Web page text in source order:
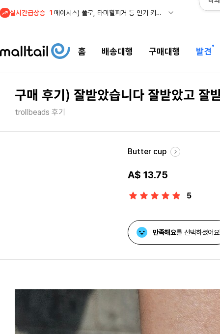
실시간급상승 1
메이시스) 폴로, 타미힐피거 등 인기 키즈 브랜드 최대 50% 할인!
홈 배송대행 구매대행 발견
구매 후기) 잘받았습니다 잘받았고 잘
trollbeads 후기
Butter cup
A$ 13.75
5
만족해요를 선택하셨어